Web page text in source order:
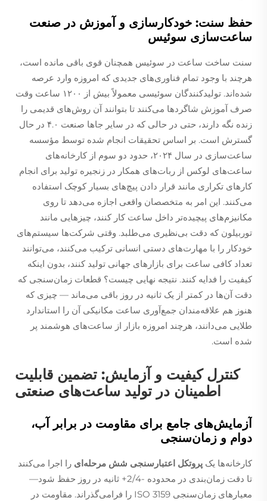
حفظ سنت: خودکارسازی و آموزش در صنعت
ساعت‌سازی سوئیس
سنت ساخت ساعت در سوئیس همچنان قوی باقی مانده است،
هرچند با وجود تمام فناوری‌های جدیدی که امروزه وارد عرصه
شده‌اند. تولیدکنندگان سوئیسی معمولاً بیش از ۱۲۰۰ ساعت وقت
صرف آموزش شاگردها می‌کنند تا بتوانند آن روش‌های قدیمی را
زنده نگه دارند، حتی در حالی که در سایر جاها صنعت ۴.۰ در حال
گسترش است. بر اساس تحقیقات انجام شده توسط مؤسسه
ساعت‌سازی در سال ۲۰۲۴، حدود دو سوم از کارخانه‌های
ساعت‌های لوکس از ربات‌های همکار در زنجیره تولید برای انجام
کارهای تکراری مانند قرار دادن پیچ‌های بسیار کوچک استفاده
می‌کنند. این امر به متخصصان واقعی اجازه می‌دهد تا روی
مکانیزم‌های پیچیده‌تر داخل ساعت کار کنند، چیزهایی مانند
توربیلون که دقت بی‌نظیری می‌طلبد. وقتی شرکت‌ها سیستم‌های
خودکار را با مهارت‌های دستی انسانی ترکیب می‌کنند، می‌توانند
تعداد کافی ساعت برای بازارهای جهانی تولید کنند، بدون اینکه
کیفیت را فدایه کنند. نتیجه نهایی چیست؟ قطعات زمان‌سنجی که
دقت آن‌ها در کمتر از یک ثانیه در روز باقی می‌ماند — چیزی که
هنوز هم علاقه‌مندان جمع‌آوری ساعت مکانیکی آن را استاندارد
طلایی می‌دانند، هرچند امروزه بازار از ساعت‌های هوشمند پر
شده است.
کنترل کیفیت و آزمایش: تضمین قابلیت
اطمینان در تولید ساعت‌های صنعتی
آزمایش‌های جامع برای مقاومت در برابر آب،
دوام و زمان‌سنجی
کارخانه‌ها یک پروتکل اعتبارسنجی شش مرحله‌ای را اجرا می‌کنند
تا دقت زمان‌بندی در محدوده -2/4+ ثانیه در روز حفظ شود—
معیارهای زمان‌سنجی ISO 3159 را فرامی‌گذراند. مقاومت در